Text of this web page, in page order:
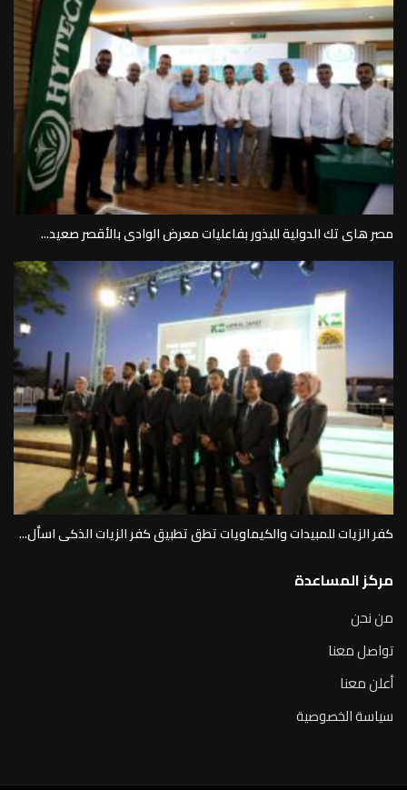
مصر هاى تك الدولية للبذور بفاعليات معرض الوادى بالأقصر صعيد...
كفر الزيات للمبيدات والكيماويات تطق تطبيق كفر الزيات الذكى اسأل...
مركز المساعدة
من نحن
تواصل معنا
أعلن معنا
سياسة الخصوصية